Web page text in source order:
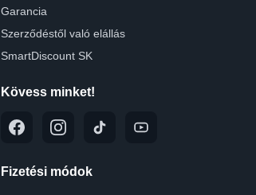
Garancia
Szerződéstől való elállás
SmartDiscount SK
Kövess minket!
Fizetési módok